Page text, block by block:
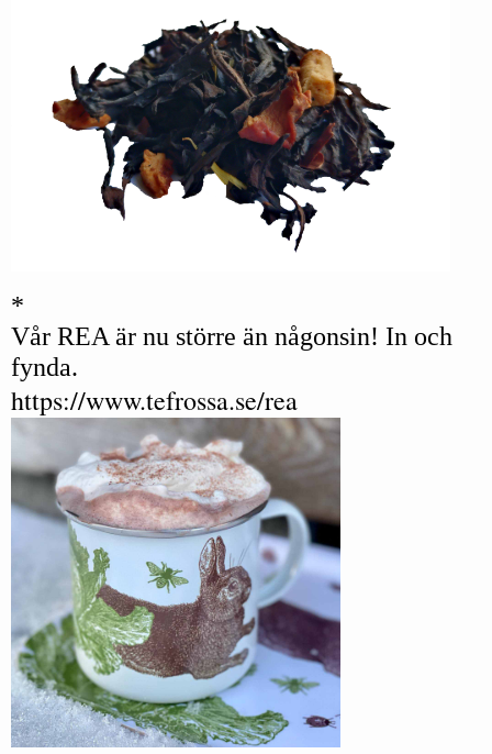
*
Vår REA är nu större än någonsin! In och
fynda.
https://www.tefrossa.se/rea